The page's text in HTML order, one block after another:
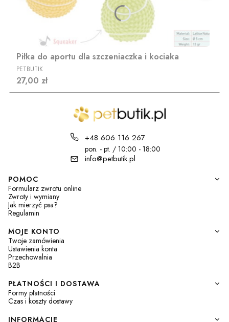
Piłka do aportu dla szczeniaczka i kociaka
PRODUCENT
PETBUTIK
Cena
27,00 zł
+48 606 116 267
pon. - pt. / 10:00 - 18:00
info@petbutik.pl
Linki w stopce
POMOC
Formularz zwrotu online
Zwroty i wymiany
Jak mierzyć psa?
Regulamin
MOJE KONTO
Twoje zamówienia
Ustawienia konta
Przechowalnia
B2B
PŁATNOŚCI I DOSTAWA
Formy płatności
Czas i koszty dostawy
INFORMACJE